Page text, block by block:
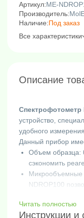
Артикул:ME-
Производитель:
Наличие:Под заказ
Все характеристики
Описание
Спектрофотометр
устройство,
удобного
Данный прибор
Объем образца:
сэкономить
Микрообъемные
NDROP100
образцы, а также
Читать полностью
Инструкции и